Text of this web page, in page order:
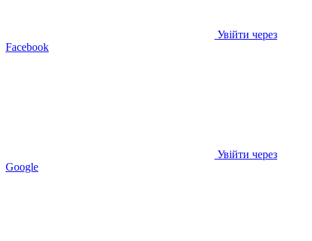
Увійти через
Facebook
Увійти через
Google